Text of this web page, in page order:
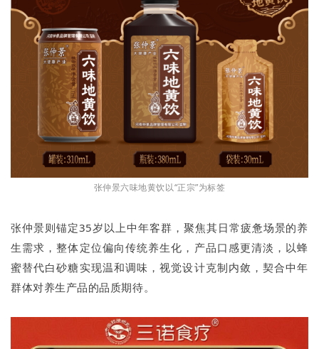
张仲景六味地黄饮以“正宗”为标签
张仲景则锚定35岁以上中年客群，聚焦其日常疲惫场景的养
生需求，整体定位偏向传统养生化，产品口感更清淡，以蜂
蜜替代白砂糖实现温和调味，视觉设计克制内敛，契合中年
群体对养生产品的品质期待。